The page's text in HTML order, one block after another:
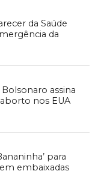
da Saúde
da
assina
nos EUA
para
embaixadas